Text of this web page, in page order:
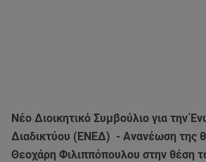
Νέο Διοικητικό Συμβούλιο για την
Διαδικτύου (ΕΝΕΔ) - Ανανέωση της
Θεοχάρη Φιλιππόπουλου στην θέση